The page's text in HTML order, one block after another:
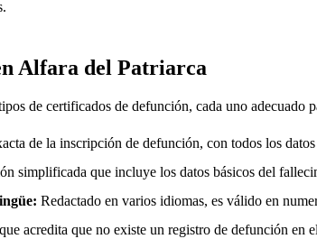
Alfara del Patriarca
de certificados de defunción, cada uno adecuado
de la inscripción de defunción, con todos los
simplificada que incluye los datos básicos del
Redactado en varios idiomas, es válido en
acredita que no existe un registro de defunción en